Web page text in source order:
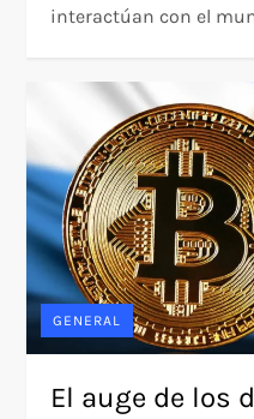
interactúan con el
GENERAL
El auge de los